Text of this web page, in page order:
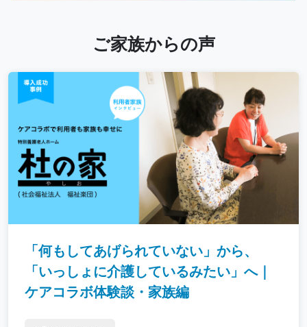
ご家族からの声
「何もしてあげられていない」から、
「いっしょに介護しているみたい」へ｜
ケアコラボ体験談・家族編